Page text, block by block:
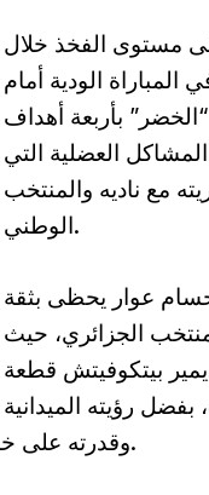
مستوى الفخذ خلال
الودية أمام
بأربعة أهداف
العضلية التي
مع ناديه والمنتخب
الوطني.
حسام عوار يحظى بثقة
الجزائري، حيث
بيتكوفيتش قطعة
رؤيته الميدانية
وقدرته على خلق الفارق متى كان في أفضل حالاته.